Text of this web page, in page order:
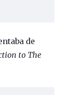
de
to The